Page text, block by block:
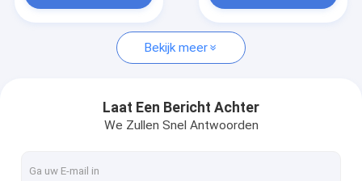
Ultrasone Delenreinigingsmachine
Ultrasone Carburatorreinigingsmachine
Industriële Ultrasone Reinigingsmachine
Bekijk meer
Laat Een Bericht Achter
We Zullen Snel Antwoorden